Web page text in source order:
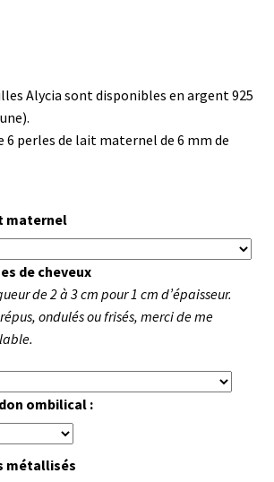
Alycia sont disponibles en argent 925
6 perles de lait maternel de 6 mm de
maternel
de cheveux
de 2 à 3 cm pour 1 cm d’épaisseur.
ondulés ou frisés, merci de me
ombilical :
métallisés